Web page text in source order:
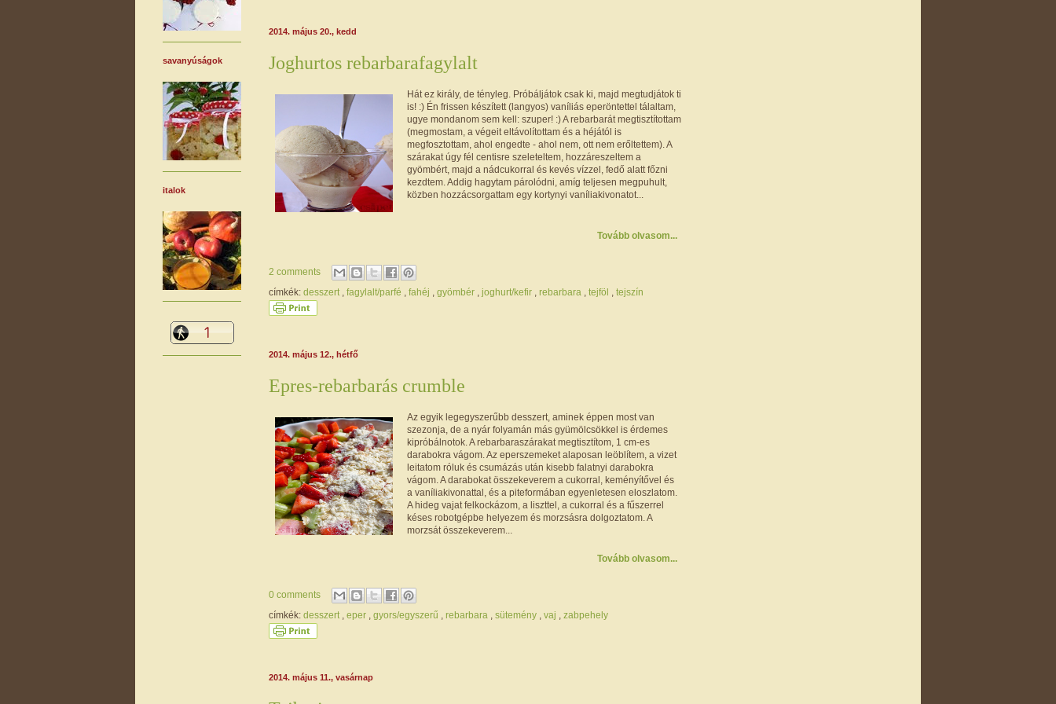
2014. május 20., kedd
Joghurtos rebarbarafagylalt
Hát ez király, de tényleg. Próbáljátok csak ki, majd megtudjátok ti
is! :) Én frissen készített (langyos) vaníliás eperöntettel tálaltam,
ugye mondanom sem kell: szuper! :) A rebarbarát megtisztítottam
(megmostam, a végeit eltávolítottam és a héjától is
megfosztottam, ahol engedte - ahol nem, ott nem erőltettem). A
szárakat úgy fél centisre szeleteltem, hozzáreszeltem a
gyömbért, majd a nádcukorral és kevés vízzel, fedő alatt főzni
kezdtem. Addig hagytam párolódni, amíg teljesen megpuhult,
közben hozzácsorgattam egy kortynyi vaníliakivonatot...
Tovább olvasom...
2 comments
címkék: desszert , fagylalt/parfé , fahéj , gyömbér , joghurt/kefir , rebarbara , tejföl , tejszín
2014. május 12., hétfő
Epres-rebarbarás crumble
Az egyik legegyszerűbb desszert, aminek éppen most van
szezonja, de a nyár folyamán más gyümölcsökkel is érdemes
kipróbálnotok. A rebarbaraszárakat megtisztítom, 1 cm-es
darabokra vágom. Az eperszemeket alaposan leöblítem, a vizet
leitatom róluk és csumázás után kisebb falatnyi darabokra
vágom. A darabokat összekeverem a cukorral, keményítővel és
a vaníliakivonattal, és a piteformában egyenletesen eloszlatom.
A hideg vajat felkockázom, a liszttel, a cukorral és a fűszerrel
késes robotgépbe helyezem és morzsásra dolgoztatom. A
morzsát összekeverem...
Tovább olvasom...
0 comments
címkék: desszert , eper , gyors/egyszerű , rebarbara , sütemény , vaj , zabpehely
2014. május 11., vasárnap
savanyúságok
italok